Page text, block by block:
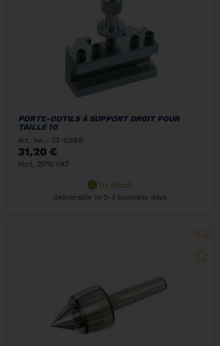
PORTE-OUTILS À SUPPORT DROIT POUR
TAILLE 10
Art. No. : 23-1058B
31,20 €
incl. 20% VAT
In Stock
Deliverable in 2-3 business days